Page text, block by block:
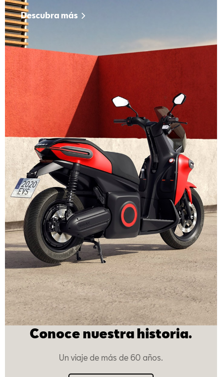
Descubra más
Conoce nuestra historia.
Un viaje de más de 60 años.